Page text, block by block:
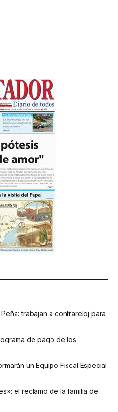
trabajan a contrareloj para
de pago de los
un Equipo Fiscal Especial
el reclamo de la familia de